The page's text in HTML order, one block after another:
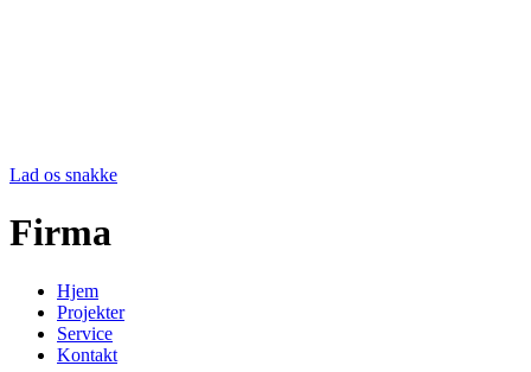
Lad os snakke
Firma
Hjem
Projekter
Service
Kontakt